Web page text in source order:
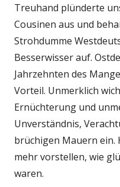
Treuhand plünderte
Cousinen aus und
Strohdumme
Besserwisser auf.
Jahrzehnten des
Vorteil. Unmerklich
Ernüchterung und
Unverständnis,
brüchigen Mauern ein.
mehr vorstellen, wie
waren.